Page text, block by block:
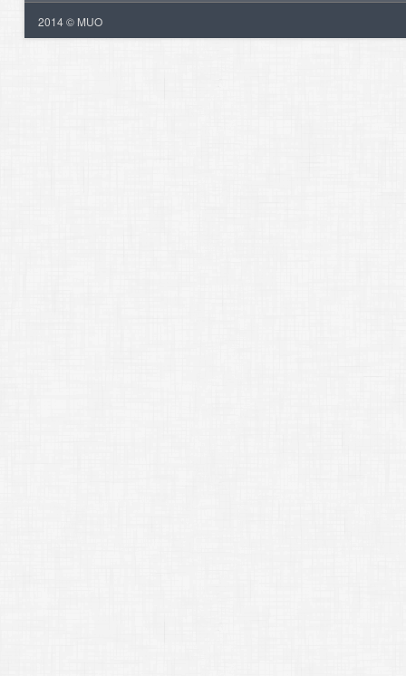
2014 © MUO